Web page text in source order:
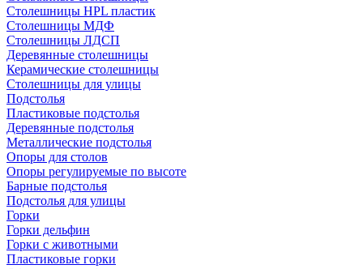
Столешницы HPL пластик
Столешницы МДФ
Столешницы ЛДСП
Деревянные столешницы
Керамические столешницы
Столешницы для улицы
Подстолья
Пластиковые подстолья
Деревянные подстолья
Металлические подстолья
Опоры для столов
Опоры регулируемые по высоте
Барные подстолья
Подстолья для улицы
Горки
Горки дельфин
Горки с животными
Пластиковые горки